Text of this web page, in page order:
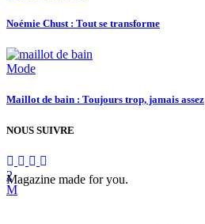
Noémie Chust : Tout se transforme
Mode
Maillot de bain : Toujours trop, jamais assez
NOUS SUIVRE
Magazine made for you.